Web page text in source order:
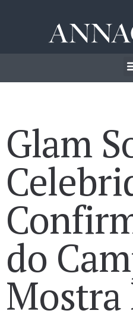
Glam
do
Mostra